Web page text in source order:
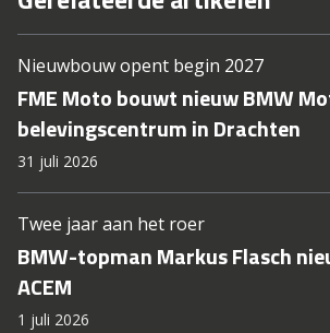
Nieuwbouw opent begin 2027
FME Moto bouwt nieuw BMW
belevingscentrum in Drachten
31 juli 2026
Twee jaar aan het roer
BMW-topman Markus Flasch
ACEM
1 juli 2026